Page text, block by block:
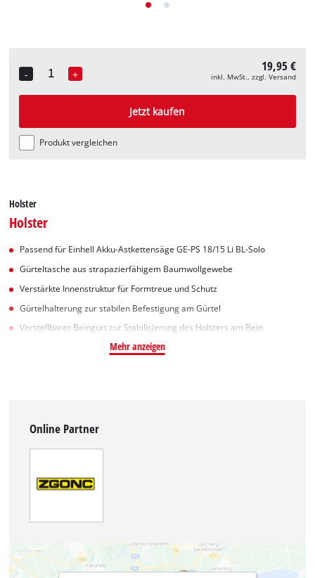
-
Quantity
+ 19,95 €
inkl. MwSt., zzgl. Versand
Jetzt kaufen
Produkt vergleichen
Holster
Holster
Passend für Einhell Akku-Astkettensäge GE-PS 18/15 Li BL-Solo
Gürteltasche aus strapazierfähigem Baumwollgewebe
Verstärkte Innenstruktur für Formtreue und Schutz
Gürtelhalterung zur stabilen Befestigung am Gürtel
Verstellbarer Beingurt zur Stabilisierung des Holsters am Bein
Mehr anzeigen
Online Partner